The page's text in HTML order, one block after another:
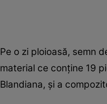
Pe o zi ploioasă, semn
material ce conține 19
Blandiana, şi a